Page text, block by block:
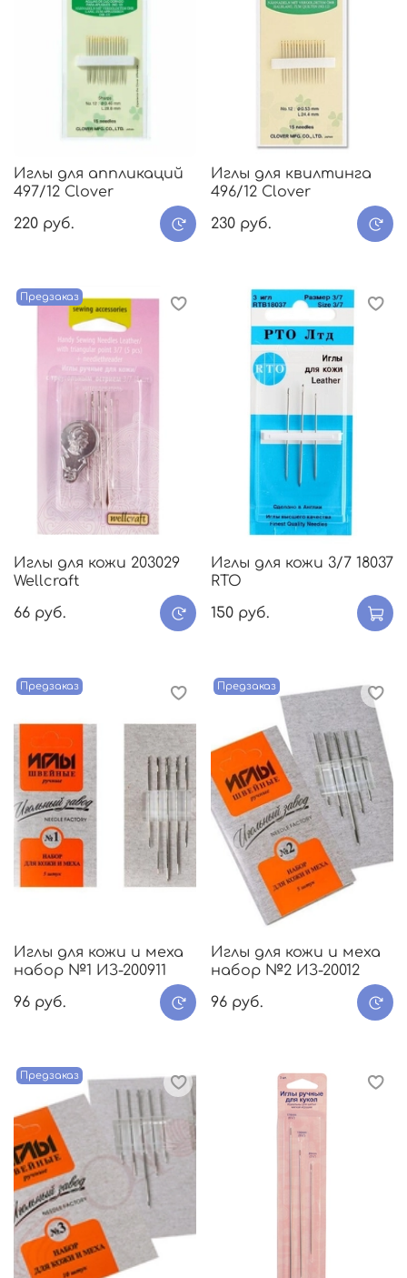
Иглы для аппликаций
497/12 Clover
220 руб.
Иглы для квилтинга
496/12 Clover
230 руб.
Предзаказ
Иглы для кожи 203029
Wellcraft
66 руб.
Иглы для кожи 3/7 18037
RTO
150 руб.
Предзаказ
Иглы для кожи и меха
набор №1 ИЗ-200911
96 руб.
Предзаказ
Иглы для кожи и меха
набор №2 ИЗ-20012
96 руб.
Предзаказ